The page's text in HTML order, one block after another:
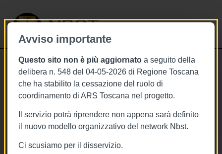
Avviso importante
Questo sito non è più aggiornato a seguito della
delibera n. 548 del 04-05-2026 di Regione Toscana
che ha stabilito la cessazione del ruolo di
coordinamento di ARS Toscana nel progetto.
Il servizio potrà riprendere non appena sarà definito
il nuovo modello organizzativo del network Nbst.
Ci scusiamo per il disservizio.
NBST
12/4/2021
Delibera n.397 del 12 aprile 2021
Tags Toscana
BURT Bollettino della regione toscana